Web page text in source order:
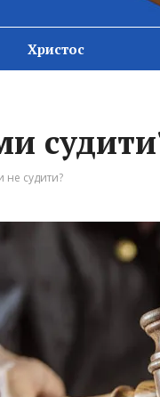
Христос
не судити?